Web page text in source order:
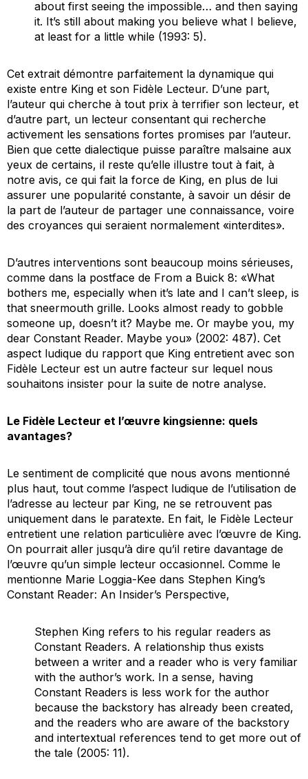
about first seeing the impossible… and then saying
it. It’s still about making you believe what I believe,
at least for a little while (1993: 5).
Cet extrait démontre parfaitement la dynamique qui
existe entre King et son Fidèle Lecteur. D’une part,
l’auteur qui cherche à tout prix à terrifier son lecteur, et
d’autre part, un lecteur consentant qui recherche
activement les sensations fortes promises par l’auteur.
Bien que cette dialectique puisse paraître malsaine aux
yeux de certains, il reste qu’elle illustre tout à fait, à
notre avis, ce qui fait la force de King, en plus de lui
assurer une popularité constante, à savoir un désir de
la part de l’auteur de partager une connaissance, voire
des croyances qui seraient normalement «interdites».
D’autres interventions sont beaucoup moins sérieuses,
comme dans la postface de From a Buick 8: «What
bothers me, especially when it’s late and I can’t sleep, is
that sneermouth grille. Looks almost ready to gobble
someone up, doesn’t it? Maybe me. Or maybe you, my
dear Constant Reader. Maybe you» (2002: 487). Cet
aspect ludique du rapport que King entretient avec son
Fidèle Lecteur est un autre facteur sur lequel nous
souhaitons insister pour la suite de notre analyse.
Le Fidèle Lecteur et l’œuvre kingsienne: quels
avantages?
Le sentiment de complicité que nous avons mentionné
plus haut, tout comme l’aspect ludique de l’utilisation de
l’adresse au lecteur par King, ne se retrouvent pas
uniquement dans le paratexte. En fait, le Fidèle Lecteur
entretient une relation particulière avec l’œuvre de King.
On pourrait aller jusqu’à dire qu’il retire davantage de
l’œuvre qu’un simple lecteur occasionnel. Comme le
mentionne Marie Loggia-Kee dans Stephen King’s
Constant Reader: An Insider’s Perspective,
Stephen King refers to his regular readers as
Constant Readers. A relationship thus exists
between a writer and a reader who is very familiar
with the author’s work. In a sense, having
Constant Readers is less work for the author
because the backstory has already been created,
and the readers who are aware of the backstory
and intertextual references tend to get more out of
the tale (2005: 11).